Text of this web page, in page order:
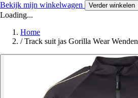
Bekijk mijn winkelwagen Verder winkelen
Loading...
Home
/ Track suit jas Gorilla Wear Wenden